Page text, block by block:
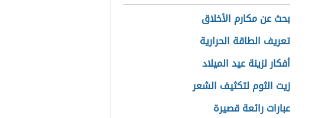
بحث عن مكارم الأخلاق
تعريف الطاقة الحرارية
أفكار لزينة عيد الميلاد
زيت الثوم لتكثيف الشعر
عبارات رائعة قصيرة